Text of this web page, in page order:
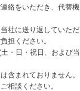
絡をいただき、代替
社に送り返していただ
担ください。
・日・祝日、および
含まれておりません。
相談ください。